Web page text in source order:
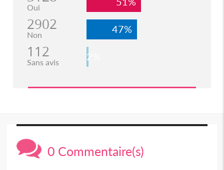
Oui
2902
Non 47%
112
Sans avis 2%
0 Commentaire(s)